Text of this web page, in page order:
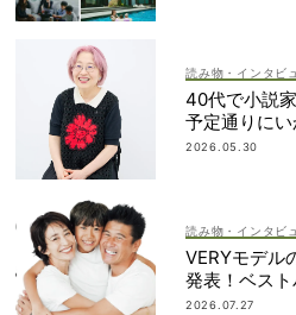
読み物・インタビ
40代で小説
予定通りに
みさん】
2026.05.30
読み物・インタビ
VERYモデル
発表！ベス
簿も大公開
2026.07.27